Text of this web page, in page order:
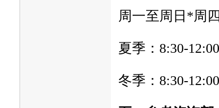
周一至周日*周
夏季：8:30-
冬季：8:30-